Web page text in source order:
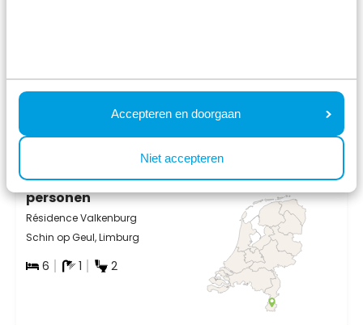
Accepteren en doorgaan
Niet accepteren
8.4
Lodge Royal 6
personen
Résidence Valkenburg
Schin op Geul, Limburg
6 1 2